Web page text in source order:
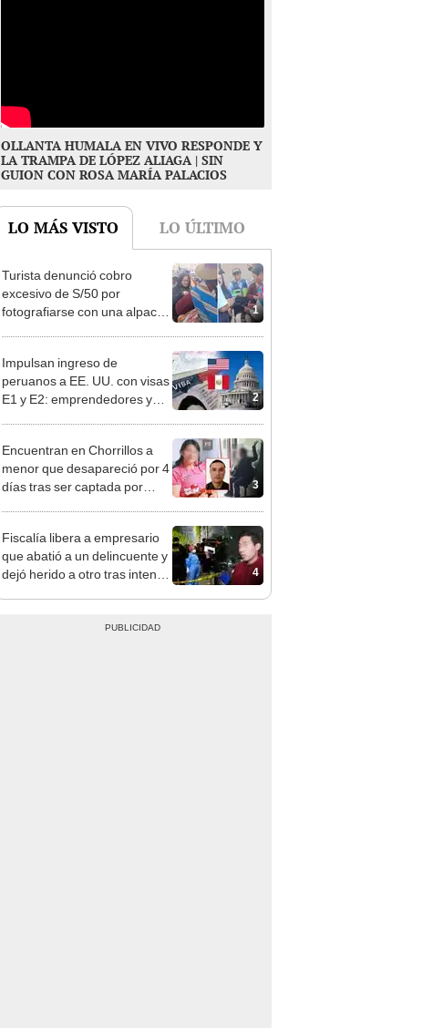
OLLANTA HUMALA EN VIVO RESPONDE Y
LA TRAMPA DE LÓPEZ ALIAGA | SIN
GUION CON ROSA MARÍA PALACIOS
LO MÁS VISTO LO ÚLTIMO
1
Turista denunció cobro
excesivo de S/50 por
fotografiarse con una alpaca
2
Impulsan ingreso de
peruanos a EE. UU. con visas
E1 y E2: emprendedores y
3
Encuentran en Chorrillos a
menor que desapareció por 4
días tras ser captada por
4
Fiscalía libera a empresario
que abatió a un delincuente y
dejó herido a otro tras intento